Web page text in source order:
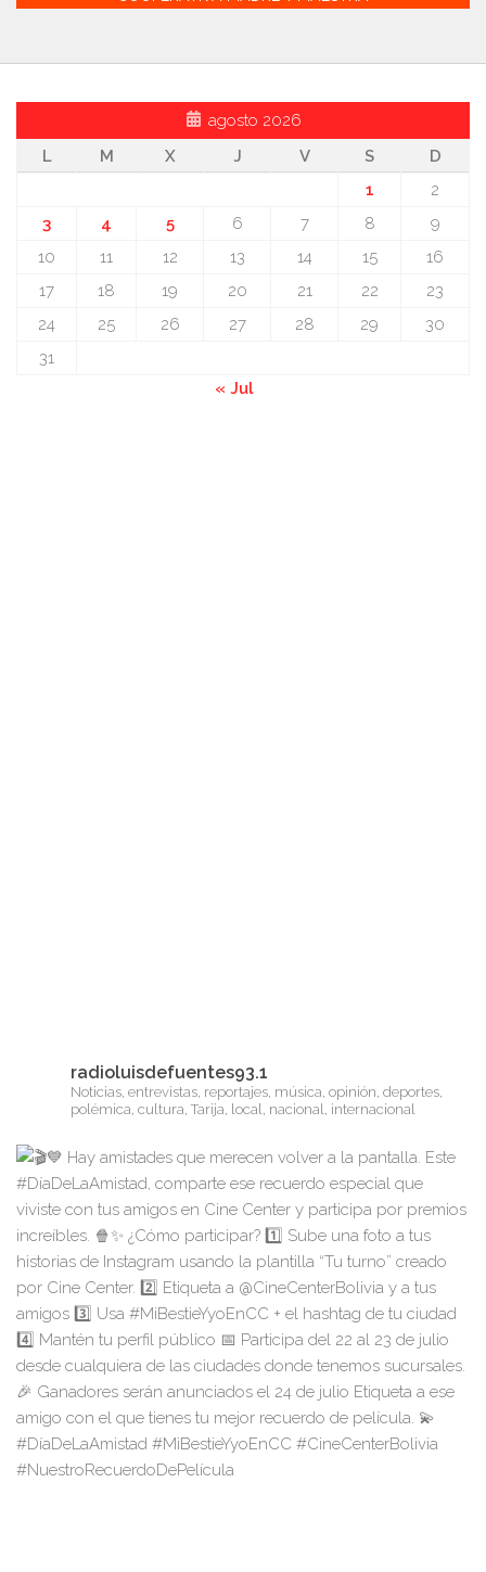
agosto 2026
L
M X J V S
D
1
2
3
4 5 6 7 8
9
10
11 12 13 14 15
16
17
18 19 20 21 22
23
24
25 26 27 28 29
30
31
« Jul
radioluisdefuentes93.1
Noticias, entrevistas, reportajes, música, opinión, deportes,
polémica, cultura, Tarija, local, nacional, internacional